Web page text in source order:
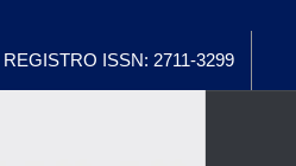
REGISTRO ISSN: 2711-3299